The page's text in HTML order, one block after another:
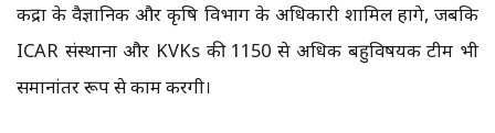
केंद्रों के वैज्ञानिक और कृषि विभाग के अधिकारी शामिल होंगे, जबकि
ICAR संस्थानों और KVKs की 1150 से अधिक बहुविषयक टीमें भी
समानांतर रूप से काम करेंगी।